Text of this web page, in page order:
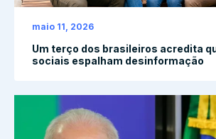
maio 11, 2026
Um terço dos brasileiros acredita
sociais espalham desinformação